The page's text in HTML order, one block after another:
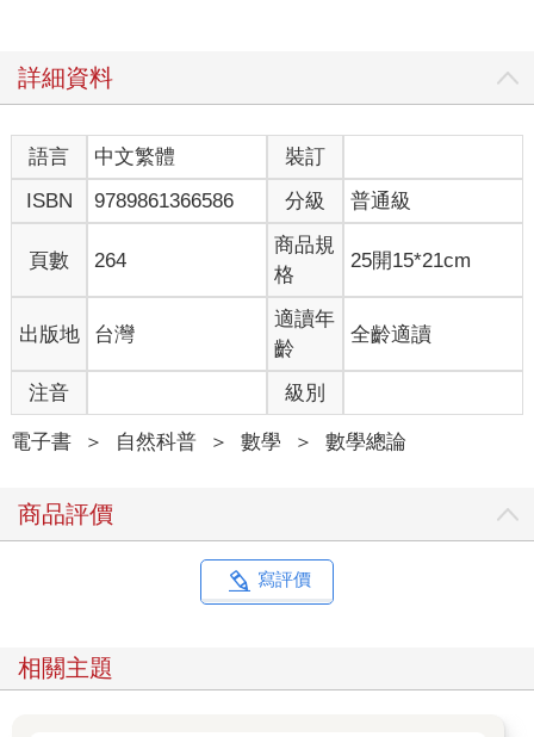
詳細資料
語言 中文繁體
裝訂
ISBN
9789861366586 分級 普通級
頁數 264
商品規
格
25開15*21cm
出版地 台灣
適讀年
齡
全齡適讀
注音 級別
電子書 ＞ 自然科普 ＞ 數學 ＞ 數學總論
商品評價
寫評價
相關主題